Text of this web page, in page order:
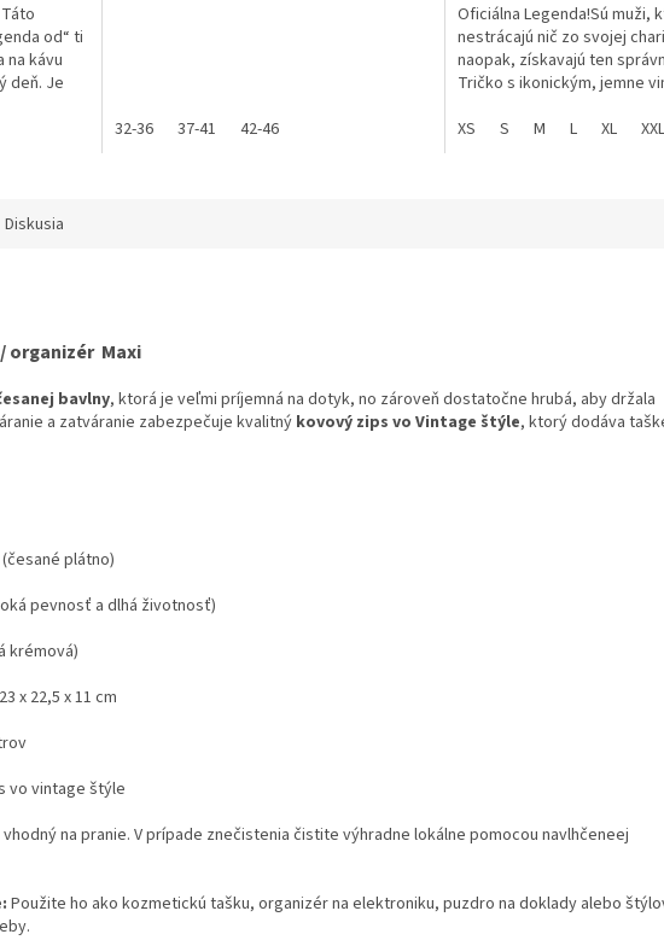
od“ ti
na kávu
deň. Je
32-36 37-41 42-46
Oficiálna Legenda!Sú muži,
nestrácajú nič zo svojej
naopak, získavajú ten
Tričko s ikonickým, jemne
XS
S M L XL XXL
Diskusia
organizér Maxi
bavlny, ktorá je veľmi príjemná na dotyk, no zároveň dostatočne hrubá, aby držala
a zatváranie zabezpečuje kvalitný kovový zips vo Vintage štýle, ktorý dodáva
plátno)
pevnosť a dlhá životnosť)
krémová)
23 x 22,5 x 11 cm
vo vintage štýle
na pranie. V prípade znečistenia čistite výhradne lokálne pomocou navlhčeneej
Použite ho ako kozmetickú tašku, organizér na elektroniku, puzdro na doklady alebo